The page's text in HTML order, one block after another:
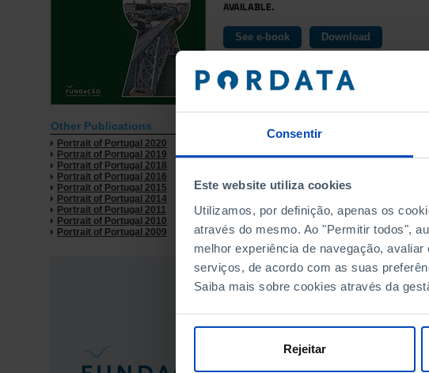
Consentir
Este website utiliza cookies
Utilizamos, por definição, apenas os
através do mesmo. Ao "Permitir todos",
melhor experiência de navegação,
serviços, de acordo com as suas
Saiba mais sobre cookies através da
Rejeitar
AVAILABLE.
Other Publications
Portrait of Portugal 2020
Portrait of Portugal 2019
Portrait of Portugal 2018
Portrait of Portugal 2016
Portrait of Portugal 2015
Portrait of Portugal 2014
Portrait of Portugal 2011
Portrait of Portugal 2010
Portrait of Portugal 2009